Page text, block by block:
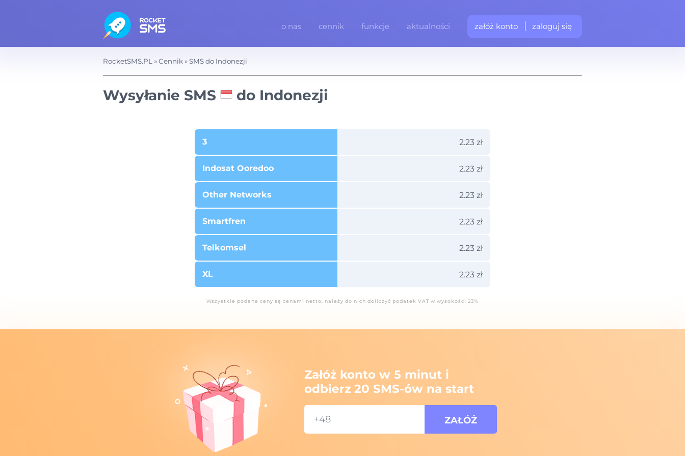
o nas cennik funkcje aktualności załóż konto zaloguj się
RocketSMS.PL »Cennik»SMS do Indonezji
Wysyłanie SMS do Indonezji
3 2.23 zł
Indosat Ooredoo 2.23 zł
Other Networks 2.23 zł
Smartfren 2.23 zł
Telkomsel 2.23 zł
XL 2.23 zł
Wszystkie podane ceny są cenami netto, należy do nich doliczyć podatek VAT w wysokości 23%
Załóż konto w 5 minut i
odbierz 20 SMS-ów na start